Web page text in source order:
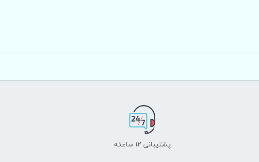
پشتیبانی 12 ساعته